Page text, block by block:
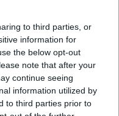
to third parties, or
information for
the below opt-out
note that after your
continue seeing
information utilized by
to third parties prior to